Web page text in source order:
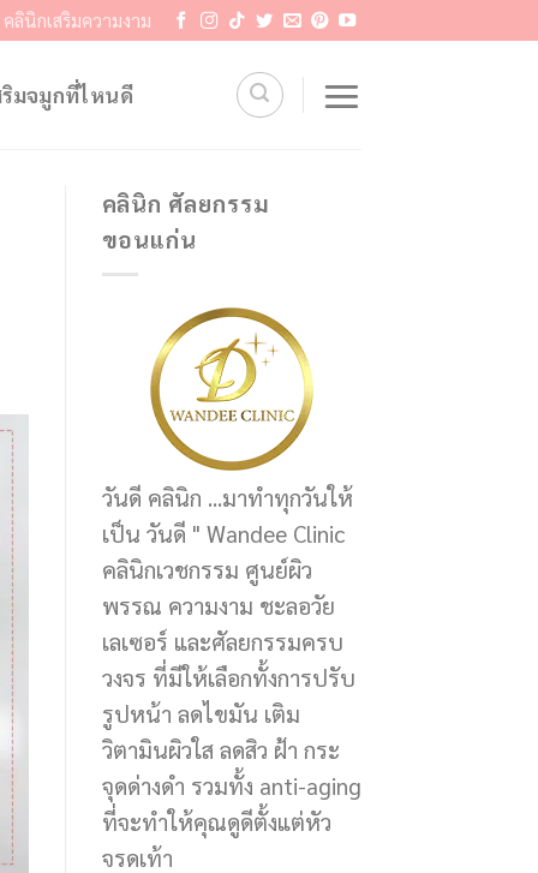
คลินิกเสริมความงาม
ริมจมูกที่ไหนดี
คลินิก ศัลยกรรม
ขอนแก่น
วันดี คลินิก ...มาทำทุกวันให้
เป็น วันดี " Wandee Clinic
คลินิกเวชกรรม ศูนย์ผิว
พรรณ ความงาม ชะลอวัย
เลเซอร์ และศัลยกรรมครบ
วงจร ที่มีให้เลือกทั้งการปรับ
รูปหน้า ลดไขมัน เติม
วิตามินผิวใส ลดสิว ฝ้า กระ
จุดด่างดำ รวมทั้ง anti-aging
ที่จะทำให้คุณดูดีตั้งแต่หัว
จรดเท้า